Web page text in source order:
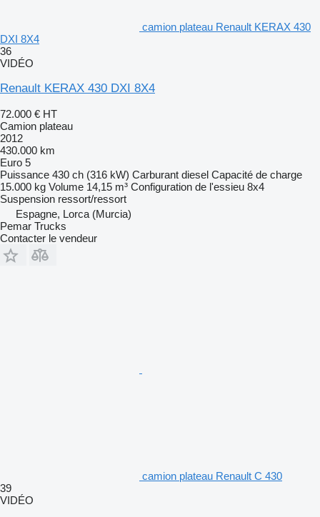
camion plateau Renault KERAX 430
DXI 8X4
36
VIDÉO
Renault KERAX 430 DXI 8X4
72.000 € HT
Camion plateau
2012
430.000 km
Euro 5
Puissance 430 ch (316 kW) Carburant diesel Capacité de charge
15.000 kg Volume 14,15 m³ Configuration de l'essieu 8x4
Suspension ressort/ressort
Espagne, Lorca (Murcia)
Pemar Trucks
Contacter le vendeur
camion plateau Renault C 430
39
VIDÉO